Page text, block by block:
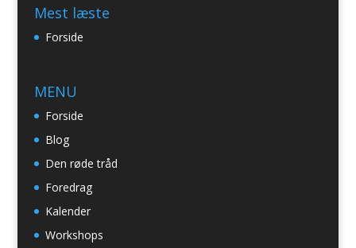
Mest læste
Forside
MENU
Forside
Blog
Den røde tråd
Foredrag
Kalender
Workshops